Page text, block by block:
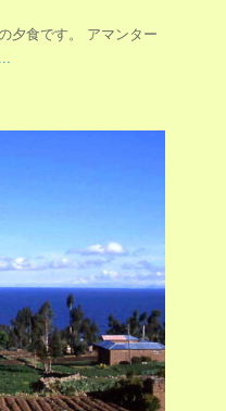
夕食です。 アマンター
...